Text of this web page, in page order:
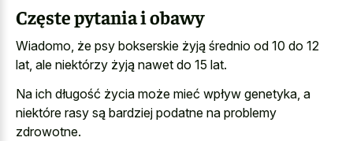
Częste pytania i obawy
Wiadomo, że psy bokserskie żyją średnio od 10 do 12
lat, ale niektórzy żyją nawet do 15 lat.
Na ich długość życia może mieć wpływ genetyka, a
niektóre rasy są bardziej podatne na problemy
zdrowotne.